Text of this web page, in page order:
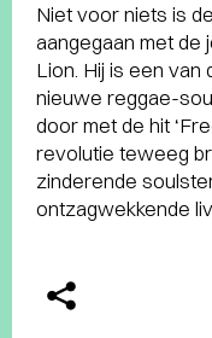
Niet voor niets is
aangegaan met de
Lion. Hij is een van
nieuwe reggae-
door met de hit
revolutie teweeg
zinderende
ontzagwekkende